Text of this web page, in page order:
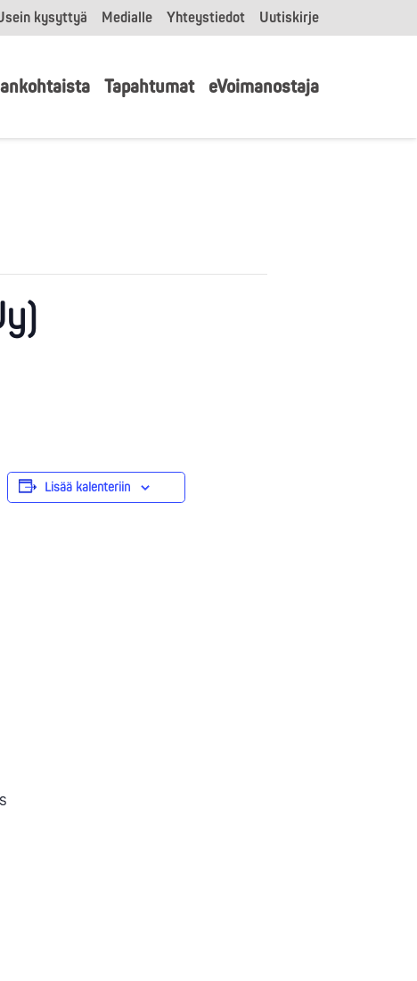
kysyttyä Medialle Yhteystiedot Uutiskirje
Tapahtumat eVoimanostaja
Lisää kalenteriin